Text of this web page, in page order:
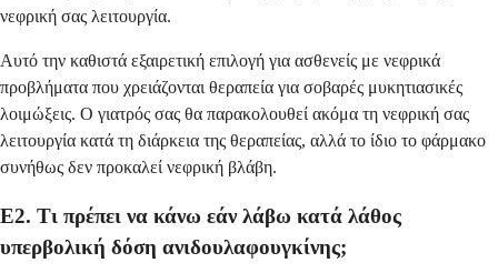
νεφρική σας λειτουργία.
Αυτό την καθιστά εξαιρετική επιλογή για ασθενείς με νεφρικά
προβλήματα που χρειάζονται θεραπεία για σοβαρές μυκητιασικές
λοιμώξεις. Ο γιατρός σας θα παρακολουθεί ακόμα τη νεφρική σας
λειτουργία κατά τη διάρκεια της θεραπείας, αλλά το ίδιο το φάρμακο
συνήθως δεν προκαλεί νεφρική βλάβη.
Ε2. Τι πρέπει να κάνω εάν λάβω κατά λάθος
υπερβολική δόση ανιδουλαφουγκίνης;